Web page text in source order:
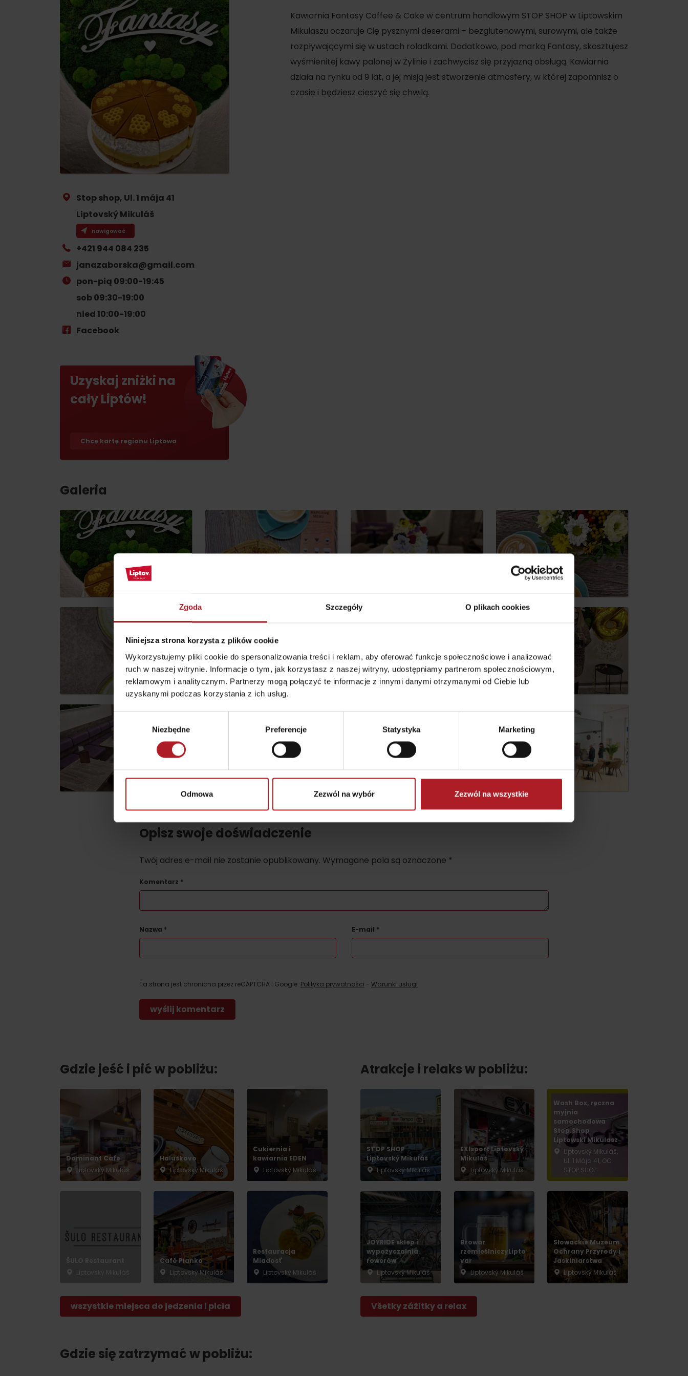
Zgoda Szczegóły O plikach cookies
Niniejsza strona korzysta z plików cookie
Wykorzystujemy pliki cookie do spersonalizowania treści i reklam, aby oferować funkcje społecznościowe i analizować
ruch w naszej witrynie. Informacje o tym, jak korzystasz z naszej witryny, udostępniamy partnerom społecznościowym,
reklamowym i analitycznym. Partnerzy mogą połączyć te informacje z innymi danymi otrzymanymi od Ciebie lub
uzyskanymi podczas korzystania z ich usług.
zgody
Niezbędne Preferencje Statystyka Marketing
Odmowa Zezwól na wybór Zezwól na wszystkie
No data found for this source.
Gdzie znajduje się
skarb w Rużomberku?
Znajdź go razem z
Liptov Region Card!
Pogoda i kamery
Zasady przebywania w
górach
KAMERY
Jasná Nízke Tatry
Chopok w zimę
miejscowość Liptovský
Ján
NAJLEPSZE ATRAKCJE
Potrzebujesz wypożyczyć narty lub rower?
Wypożyczalnie
Transport lotniczy
Transport kolejowy
No data found for this source.
Jeśli burczy ci w żołądku
Restauracje
Kawiarnie
Browary i winiarnie
Tradycyjna kuchnia
Gdzie znajduje się
skarb w Rużomberku?
Znajdź go razem z
Liptov Region Card!
WYKAZ ATRAKCJI DLA DZIECI
Lista produktów
regionalnych
Gdzie kupić? Liptowskie droby
O MARCE PRODUKTOWEJ LIPTOVA
No posts found.
VIAC O NEPOZNANÝCH MIESTACH LIPTOVA
No data found for this source.
No data found for this source.
Kawiarnia Fantasy Coffee & Cake w centrum handlowym STOP SHOP w Liptowskim
Mikulaszu oczaruje Cię pysznymi deserami – bezglutenowymi, surowymi, ale także
rozpływającymi się w ustach roladkami. Dodatkowo, pod marką Fantasy, skosztujesz
wyśmienitej kawy palonej w Żylinie i zachwycisz się przyjazną obsługą. Kawiarnia
działa na rynku od 9 lat, a jej misją jest stworzenie atmosfery, w której zapomnisz o
czasie i będziesz cieszyć się chwilą.
Stop shop, Ul. 1 mája 41
Liptovský Mikuláš
nawigować
+421 944 084 235
janazaborska@gmail.com
pon-pią 09:00-19:45
sob 09:30-19:00
nied 10:00-19:00
Facebook
Uzyskaj zniżki na
cały Liptów!
Chcę kartę regionu Liptowa
Galeria
Opisz swoje doświadczenie
Twój adres e-mail nie zostanie opublikowany. Wymagane pola są oznaczone *
Komentarz *
Nazwa * E-mail *
Ta strona jest chroniona przez reCAPTCHA i Google. Polityka prywatności - Warunki usługi
Gdzie jeść i pić w pobliżu:
Dominant Cafe
Liptovský Mikuláš
Haluškovo
Liptovský Mikuláš
Cukiernia i
kawiarnia EDEN
Liptovský Mikuláš
Café Pianko
Liptovský Mikuláš
Restauracja
Mladosť
Liptovský Mikuláš
wszystkie miejsca do jedzenia i picia
Atrakcje i relaks w pobliżu:
STOP SHOP
Liptovský Mikuláš
Liptovský Mikuláš
EXIsport Liptovský
Mikuláš
Liptovský Mikuláš
Wash Box, ręczna
myjnia
samochodowa
Stop.Shop
Liptowski Mikulasz
Liptovský Mikuláš,
Ul. 1.Mája 41, OC
STOP.SHOP
JOYRIDE sklep i
wypożyczalnia
rowerów
Liptovský Mikuláš
Browar
rzemieślniczyLipto
var
Liptovský Mikuláš
Słowackie Muzeum
Ochrany Przyrody i
Jaskiniarstwa
Liptovský Mikuláš
Všetky zážitky a relax
Gdzie się zatrzymać w pobliżu: